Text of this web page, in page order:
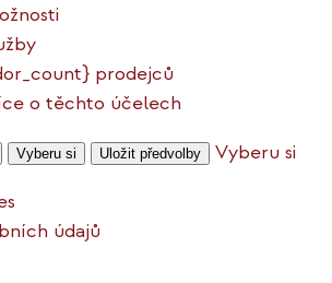
prodejců
o těchto účelech
Vyberu si Uložit předvolby
Vyberu si
údajů